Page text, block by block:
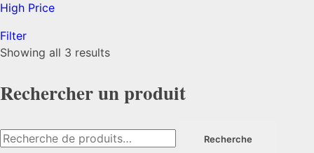
High Price
Filter
Showing all 3 resultsTrié
récent
plus
Rechercher un produit
Recherche
pour :
Recherche